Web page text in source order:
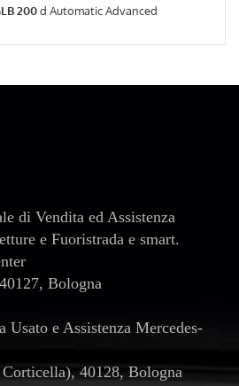
200d Automatic Advanced
• Specchietti laterali elettrici
assistito
di Vendita ed Assistenza
e Fuoristrada e smart.
Bologna
Usato e Assistenza Mercedes-
40128, Bologna